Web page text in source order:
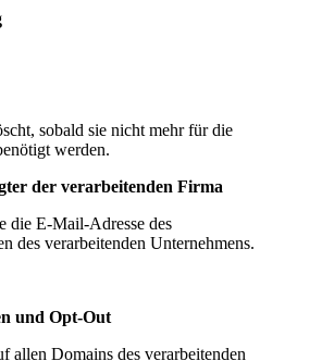
sobald sie nicht mehr für die
werden.
der verarbeitenden Firma
die E-Mail-Adresse des
des verarbeitenden Unternehmens.
und Opt-Out
allen Domains des verarbeitenden